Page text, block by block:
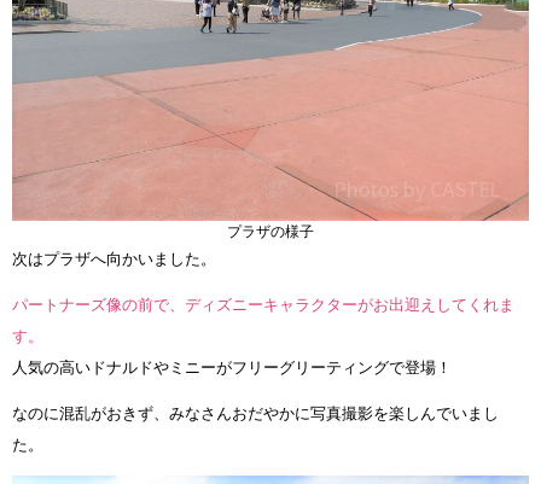
プラザの様子
次はプラザへ向かいました。
パートナーズ像の前で、ディズニーキャラクターがお出迎えしてくれま
す。
人気の高いドナルドやミニーがフリーグリーティングで登場！
なのに混乱がおきず、みなさんおだやかに写真撮影を楽しんでいまし
た。